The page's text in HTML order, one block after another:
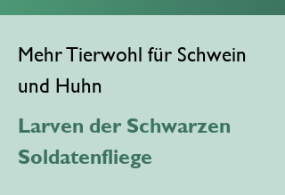
Mehr Tierwohl für Schwein
und Huhn
Larven der Schwarzen
Soldatenfliege